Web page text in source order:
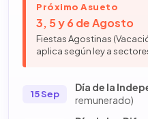
Próximo Asueto
3, 5 y 6 de Agosto
Fiestas Agostinas
aplica según ley a
15 Sep
Día de la
remunerado)